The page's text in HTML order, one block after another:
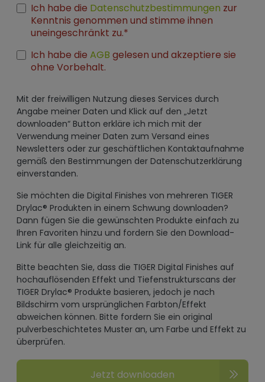
Ich habe die Datenschutzbestimmungen zur
Kenntnis genommen und stimme ihnen
uneingeschränkt zu.*
Ich habe die AGB gelesen und akzeptiere sie
ohne Vorbehalt.
Mit der freiwilligen Nutzung dieses Services durch
Angabe meiner Daten und Klick auf den „Jetzt
downloaden“ Button erkläre ich mich mit der
Verwendung meiner Daten zum Versand eines
Newsletters oder zur geschäftlichen Kontaktaufnahme
gemäß den Bestimmungen der Datenschutzerklärung
einverstanden.
Sie möchten die Digital Finishes von mehreren TIGER
Drylac® Produkten in einem Schwung downloaden?
Dann fügen Sie die gewünschten Produkte einfach zu
Ihren Favoriten hinzu und fordern Sie den Download-
Link für alle gleichzeitig an.
Bitte beachten Sie, dass die TIGER Digital Finishes auf
hochauflösenden Effekt und Tiefenstrukturscans der
TIGER Drylac® Produkte basieren, jedoch je nach
Bildschirm vom ursprünglichen Farbton/Effekt
abweichen können. Bitte fordern Sie ein original
pulverbeschichtetes Muster an, um Farbe und Effekt zu
überprüfen.
Jetzt downloaden